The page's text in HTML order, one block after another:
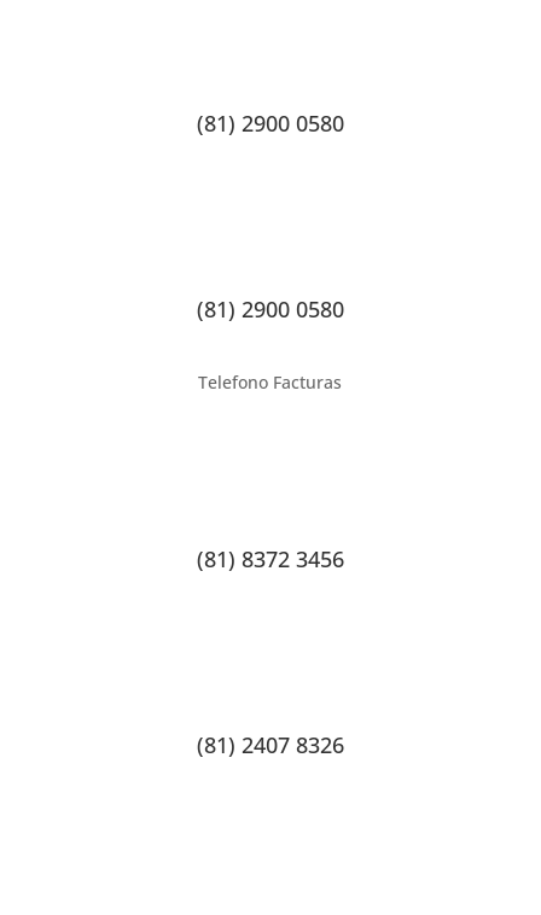
(81) 2900 0580
(81) 2900 0580
Telefono Facturas
(81) 8372 3456
(81) 2407 8326